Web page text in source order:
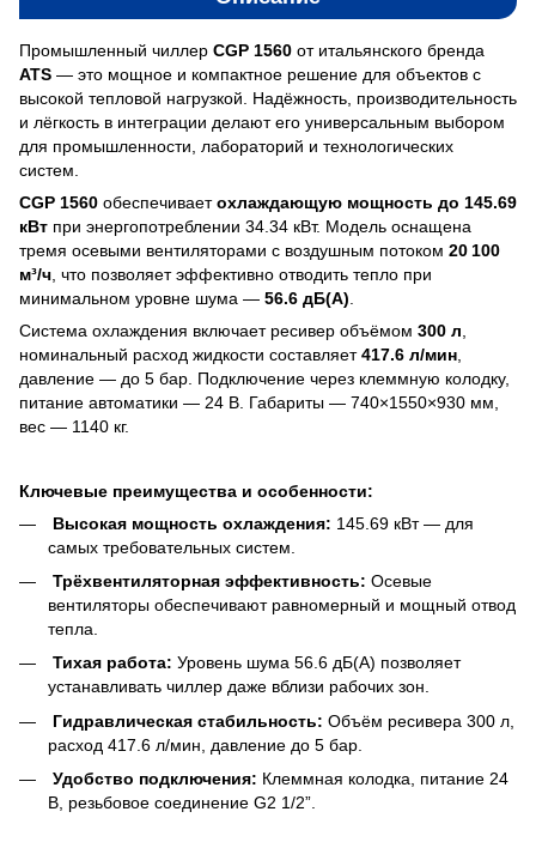
Промышленный чиллер CGP 1560 от итальянского бренда
ATS — это мощное и компактное решение для объектов с
высокой тепловой нагрузкой. Надёжность, производительность
и лёгкость в интеграции делают его универсальным выбором
для промышленности, лабораторий и технологических
систем.
CGP 1560 обеспечиваетохлаждающую мощность до 145.69
кВт при энергопотреблении 34.34 кВт. Модель оснащена
тремя осевыми вентиляторами с воздушным потоком 20 100
м³/ч , что позволяет эффективно отводить тепло при
минимальном уровне шума — 56.6 дБ(А)
Система охлаждения включает ресивер объёмом 300 л
номинальный расход жидкости составляет417.6 л/мин
давление — до 5 бар. Подключение через клеммную колодку,
питание автоматики — 24 В. Габариты — 740×1550×930 мм,
вес — 1140 кг.
Ключевые преимущества и особенности:
Высокая мощность охлаждения: 145.69 кВт — для
самых требовательных систем.
Трёхвентиляторная эффективность: Осевые
вентиляторы обеспечивают равномерный и мощный отвод
тепла.
Тихая работа: Уровень шума 56.6 дБ(А) позволяет
устанавливать чиллер даже вблизи рабочих зон.
Гидравлическая стабильность: Объём ресивера 300 л,
расход 417.6 л/мин, давление до 5 бар.
Удобство подключения: Клеммная колодка, питание 24
В, резьбовое соединение G2 1/2”.